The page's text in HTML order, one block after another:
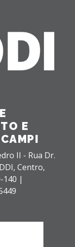
E
II - Rua Dr.
Centro,
140 |